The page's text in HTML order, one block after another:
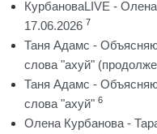
КурбановаLIVE -
17.06.2026 7
Таня Адамс -
слова "ахуй"
Таня Адамс -
слова "ахуй" 6
Олена Курбанова -